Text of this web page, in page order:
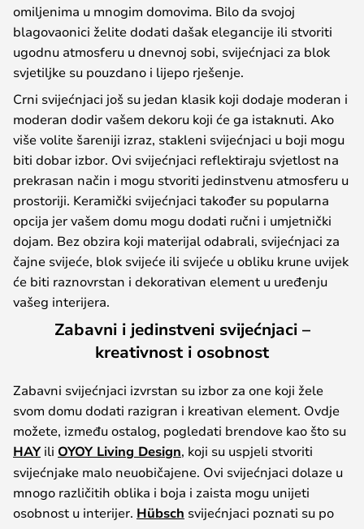
omiljenima u mnogim domovima. Bilo da svojoj
blagovaonici želite dodati dašak elegancije ili stvoriti
ugodnu atmosferu u dnevnoj sobi, svijećnjaci za blok
svjetiljke su pouzdano i lijepo rješenje.
Crni svijećnjaci još su jedan klasik koji dodaje moderan i
moderan dodir vašem dekoru koji će ga istaknuti. Ako
više volite šareniji izraz, stakleni svijećnjaci u boji mogu
biti dobar izbor. Ovi svijećnjaci reflektiraju svjetlost na
prekrasan način i mogu stvoriti jedinstvenu atmosferu u
prostoriji. Keramički svijećnjaci također su popularna
opcija jer vašem domu mogu dodati ručni i umjetnički
dojam. Bez obzira koji materijal odabrali, svijećnjaci za
čajne svijeće, blok svijeće ili svijeće u obliku krune uvijek
će biti raznovrstan i dekorativan element u uređenju
vašeg interijera.
Zabavni i jedinstveni svijećnjaci –
kreativnost i osobnost
Zabavni svijećnjaci izvrstan su izbor za one koji žele
svom domu dodati razigran i kreativan element. Ovdje
možete, između ostalog, pogledati brendove kao što su
HAY ili OYOY Living Design, koji su uspjeli stvoriti
svijećnjake malo neuobičajene. Ovi svijećnjaci dolaze u
mnogo različitih oblika i boja i zaista mogu unijeti
osobnost u interijer. Hübsch svijećnjaci poznati su po